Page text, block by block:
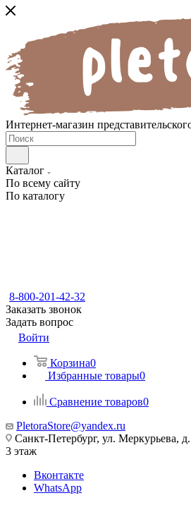
Интернет-магазин
Каталог
По всему сайту
По каталогу
8-800-201-42-32
Заказать звонок
Задать вопрос
Войти
Корзина0
Избранные товары0
Сравнение товаров0
PletoraStore@yandex.ru
Санкт-Петербург, ул. Меркурьева,
3 этаж
Вконтакте
WhatsApp